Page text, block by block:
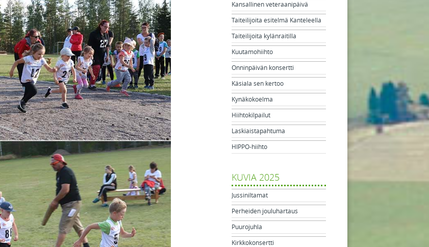
Kansallinen veteraanipäivä
Taiteilijoita esitelmä Kanteleella
Taiteilijoita kylänraitilla
Kuutamohiihto
Onninpäivän konsertti
Käsiala sen kertoo
Kynäkokoelma
Hiihtokilpailut
Laskiaistapahtuma
HIPPO-hiihto
KUVIA 2025
Jussiniltamat
Perheiden jouluhartaus
Puurojuhla
Kirkkokonsertti